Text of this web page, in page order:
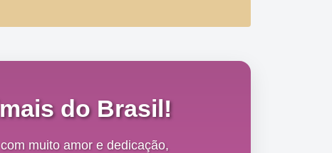
do Brasil!
muito amor e dedicação,